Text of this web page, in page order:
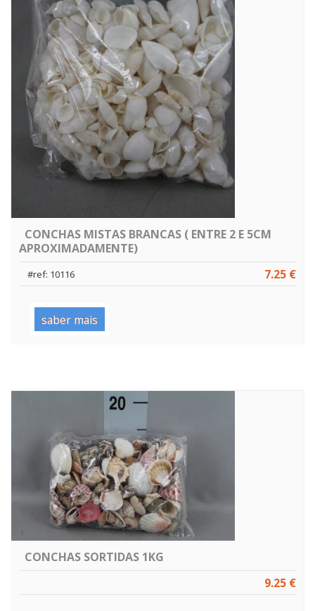
CONCHAS MISTAS BRANCAS ( ENTRE 2 E 5CM
APROXIMADAMENTE)
7.25 €
#ref: 10116
saber mais
CONCHAS SORTIDAS 1KG
9.25 €